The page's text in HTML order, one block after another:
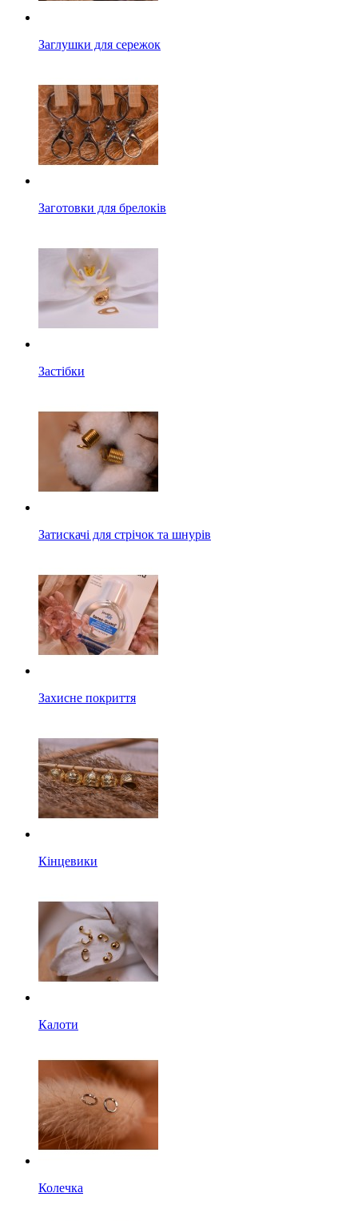
Заглушки для сережок
Заготовки для брелоків
Застібки
Затискачі для стрічок та шнурів
Захисне покриття
Кінцевики
Калоти
Колечка